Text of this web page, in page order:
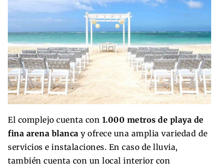
El complejo cuenta con 1.000 metros de playa de
fina arena blanca y ofrece una amplia variedad de
servicios e instalaciones. En caso de lluvia,
también cuenta con un local interior con